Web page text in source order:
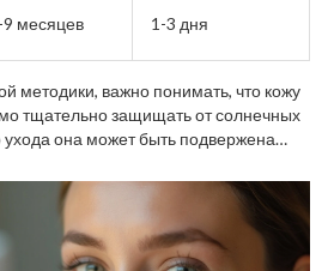
месяцев 1-3 дня
методики, важно понимать, что кожу
тщательно защищать от солнечных
она может быть подвержена
кремов с высоким SPF, а также
солнца в течение нескольких
Эти простые рекомендации помогут
но и укрепят здоровье кожи в